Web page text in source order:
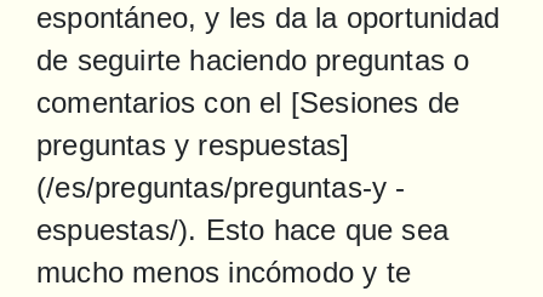
espontáneo, y les da la oportunidad
de seguirte haciendo preguntas o
comentarios con el [Sesiones de
preguntas y respuestas]
(/es/preguntas/preguntas-y -
espuestas/). Esto hace que sea
mucho menos incómodo y te